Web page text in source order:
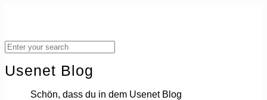
Usenet Blog
Schön, dass du in dem Usenet Blog